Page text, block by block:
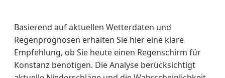
Basierend auf aktuellen Wetterdaten und
Regenprognosen erhalten Sie hier eine klare
Empfehlung, ob Sie heute einen Regenschirm für
Konstanz benötigen. Die Analyse berücksichtigt